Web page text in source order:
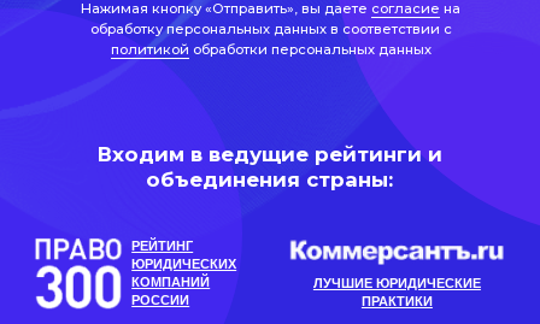
РЕЙТИНГ
ЮРИДИЧЕСКИХ
КОМПАНИЙ
ЛУЧШИЕ ЮРИДИЧЕСКИЕ